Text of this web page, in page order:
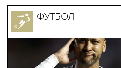
ФУТБОЛ